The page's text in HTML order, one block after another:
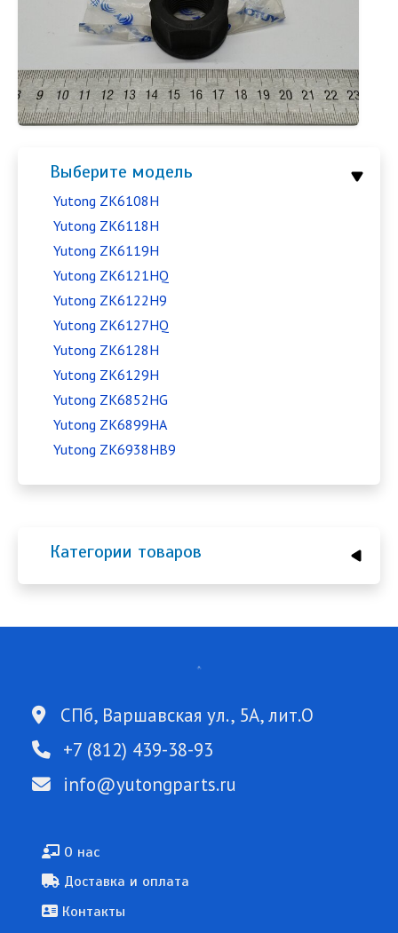
Выберите модель
Yutong ZK6108H
Yutong ZK6118H
Yutong ZK6119H
Yutong ZK6121HQ
Yutong ZK6122H9
Yutong ZK6127HQ
Yutong ZK6128H
Yutong ZK6129H
Yutong ZK6852HG
Yutong ZK6899HA
Yutong ZK6938HB9
Категории товаров
СПб, Варшавская ул., 5А, лит.О
+7 (812) 439-38-93
info@yutongparts.ru
Подвал
О нас
Доставка и оплата
Контакты